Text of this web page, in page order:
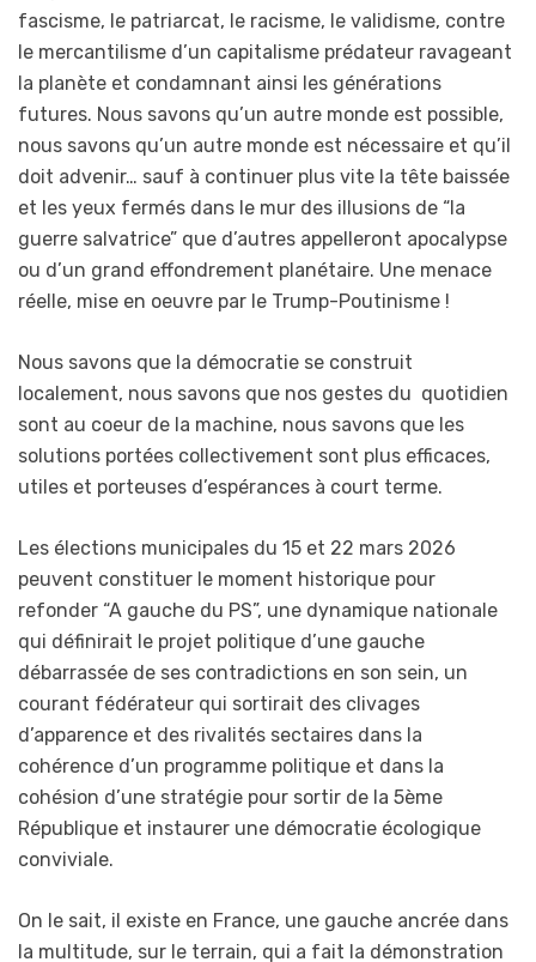
fascisme, le patriarcat, le racisme, le validisme, contre
le mercantilisme d’un capitalisme prédateur ravageant
la planète et condamnant ainsi les générations
futures. Nous savons qu’un autre monde est possible,
nous savons qu’un autre monde est nécessaire et qu’il
doit advenir… sauf à continuer plus vite la tête baissée
et les yeux fermés dans le mur des illusions de “la
guerre salvatrice” que d’autres appelleront apocalypse
ou d’un grand effondrement planétaire. Une menace
réelle, mise en oeuvre par le Trump-Poutinisme !
Nous savons que la démocratie se construit
localement, nous savons que nos gestes du quotidien
sont au coeur de la machine, nous savons que les
solutions portées collectivement sont plus efficaces,
utiles et porteuses d’espérances à court terme.
Les élections municipales du 15 et 22 mars 2026
peuvent constituer le moment historique pour
refonder “A gauche du PS”, une dynamique nationale
qui définirait le projet politique d’une gauche
débarrassée de ses contradictions en son sein, un
courant fédérateur qui sortirait des clivages
d’apparence et des rivalités sectaires dans la
cohérence d’un programme politique et dans la
cohésion d’une stratégie pour sortir de la 5ème
République et instaurer une démocratie écologique
conviviale.
On le sait, il existe en France, une gauche ancrée dans
la multitude, sur le terrain, qui a fait la démonstration